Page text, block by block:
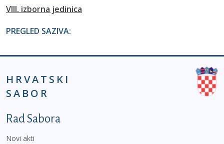
VIII. izborna jedinica
PREGLED SAZIVA:
HRVATSKI
SABOR
Podnožje prvi izbornik
Rad Sabora
Novi akti